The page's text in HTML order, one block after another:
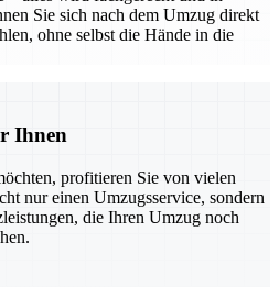
Sie sich nach dem Umzug direkt
ohne selbst die Hände in die
Ihnen
profitieren Sie von vielen
nur einen Umzugsservice, sondern
die Ihren Umzug noch